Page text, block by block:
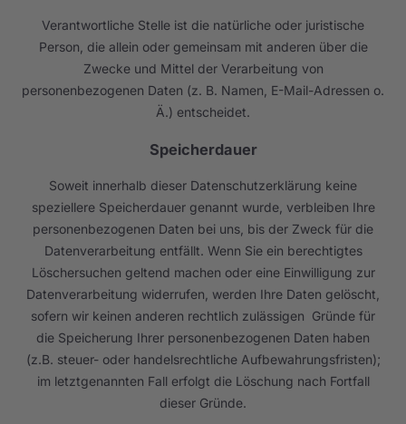
Verantwortliche Stelle ist die natürliche oder juristische
Person, die allein oder gemeinsam mit anderen über die
Zwecke und Mittel der Verarbeitung von
personenbezogenen Daten (z. B. Namen, E-Mail-Adressen o.
Ä.) entscheidet.
Speicherdauer
Soweit innerhalb dieser Datenschutzerklärung keine
speziellere Speicherdauer genannt wurde, verbleiben Ihre
personenbezogenen Daten bei uns, bis der Zweck für die
Datenverarbeitung entfällt. Wenn Sie ein berechtigtes
Löschersuchen geltend machen oder eine Einwilligung zur
Datenverarbeitung widerrufen, werden Ihre Daten gelöscht,
sofern wir keinen anderen rechtlich zulässigen Gründe für
die Speicherung Ihrer personenbezogenen Daten haben
(z.B. steuer- oder handelsrechtliche Aufbewahrungsfristen);
im letztgenannten Fall erfolgt die Löschung nach Fortfall
dieser Gründe.